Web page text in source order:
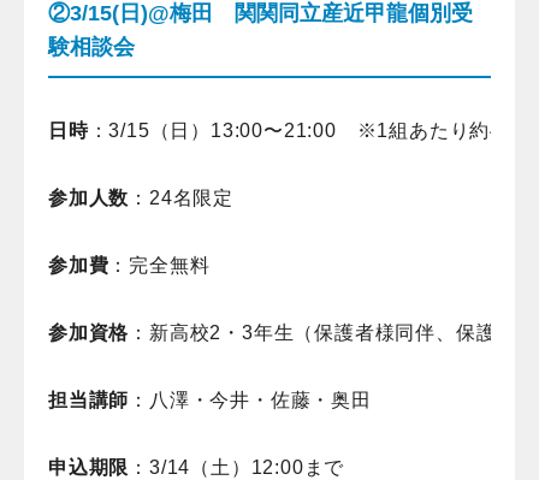
②3/15(日)@梅田 関関同立産近甲龍個別受
験相談会
日時：3/15（日）13:00〜21:00　※1組あたり約40分
参加人数 ：24名限定
参加費 ：完全無料
参加資格 ：新高校2・3年生（保護者様同伴、保護者
担当講師 ：八澤・今井・佐藤・奥田
申込期限 ：3/14（土）12:00まで